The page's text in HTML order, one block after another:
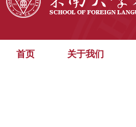
首页 关于我们